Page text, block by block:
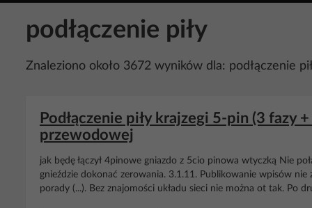
podłączenie piły
Znaleziono około 3672 wyników dla: podłączenie
Podłączenie piły krajzegi 5-pin (3 fazy
przewodowej
jak będę łączył 4pinowe gniazdo z 5cio pinowa wtyczką Nie
gnieździe dokonać zerowania. 3.1.11. Publikowanie wpisów
porady (...). Bez znajomości układu sieci nie można ot tak. Po